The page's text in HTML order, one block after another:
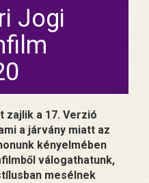
Jogi
zajlik a 17. Verzió
a járvány miatt az
kényelmében
válogathatunk,
mesélnek